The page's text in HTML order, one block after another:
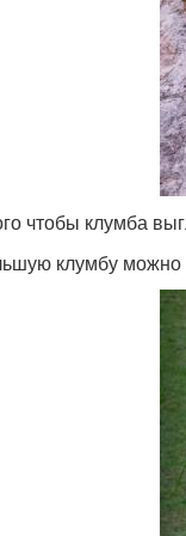
чтобы клумба
клумбу можно